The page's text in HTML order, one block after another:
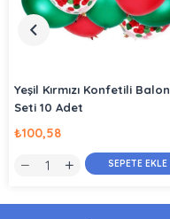
Yeşil Kırmızı Konfetili Balon
Seti 10 Adet
₺100,58
SEPETE EKLE